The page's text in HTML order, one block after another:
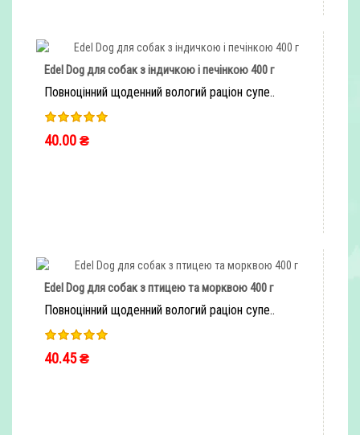
Edel Dog для собак з індичкою і печінкою 400 г
Повноцінний щоденний вологий раціон супе..
40.00 ₴
Edel Dog для собак з птицею та морквою 400 г
Повноцінний щоденний вологий раціон супе..
40.45 ₴